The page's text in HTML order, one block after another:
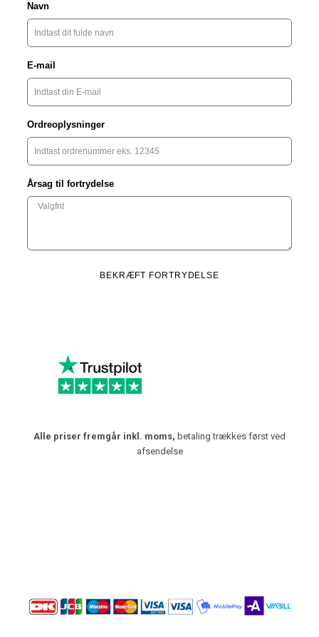
Navn
E-mail
Ordreoplysninger
Årsag til fortrydelse
BEKRÆFT FORTRYDELSE
Alle priser fremgår inkl. moms, betaling trækkes først ved
afsendelse